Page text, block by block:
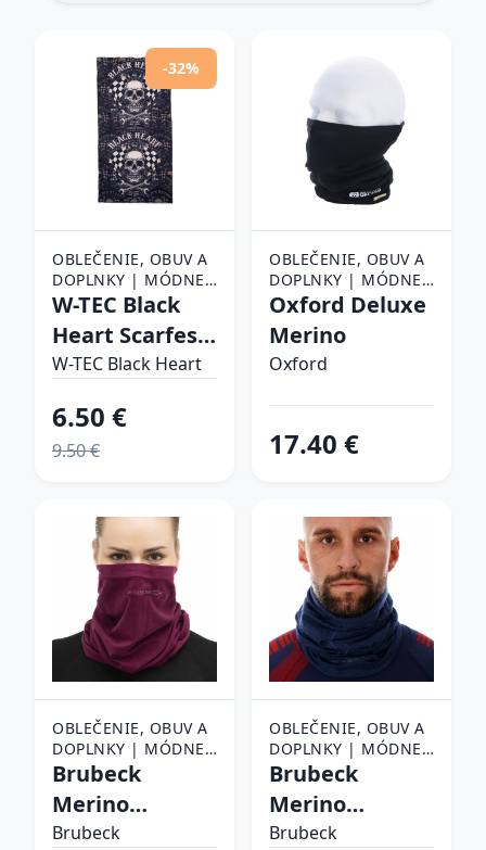
-32%
OBLEČENIE, OBUV A
DOPLNKY | MÓDNE
DOPLNKY | ŠATKY,
ŠATKY
W-TEC Black
Heart Scarfest
Starter
W-TEC Black Heart
6.50 €
9.50 €
OBLEČENIE, OBUV A
DOPLNKY | MÓDNE
DOPLNKY | ŠATKY,
ŠATKY
Oxford Deluxe
Merino
Oxford
17.40 €
OBLEČENIE, OBUV A
DOPLNKY | MÓDNE
DOPLNKY | ŠATKY,
ŠATKY
Brubeck
Merino
KM10360 Plum
Brubeck
OBLEČENIE, OBUV A
DOPLNKY | MÓDNE
DOPLNKY | ŠATKY,
ŠATKY
Brubeck
Merino
KM10360 navy -
Brubeck